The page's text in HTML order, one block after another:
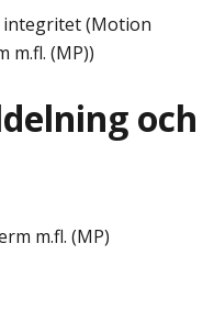
integritet (Motion
m.fl. (MP))
och
m.fl. (MP)